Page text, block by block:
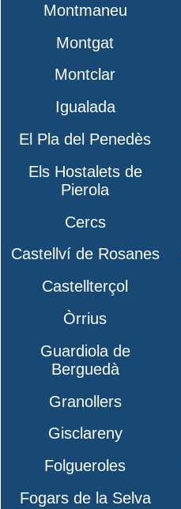
Montmaneu
Montgat
Montclar
Igualada
El Pla del Penedès
Els Hostalets de
Pierola
Cercs
Castellví de Rosanes
Castellterçol
Òrrius
Guardiola de
Berguedà
Granollers
Gisclareny
Folgueroles
Fogars de la Selva